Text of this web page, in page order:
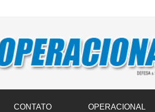
3,6 mil toneladas de donativos ao Rio
CONTATO OPERACIONAL